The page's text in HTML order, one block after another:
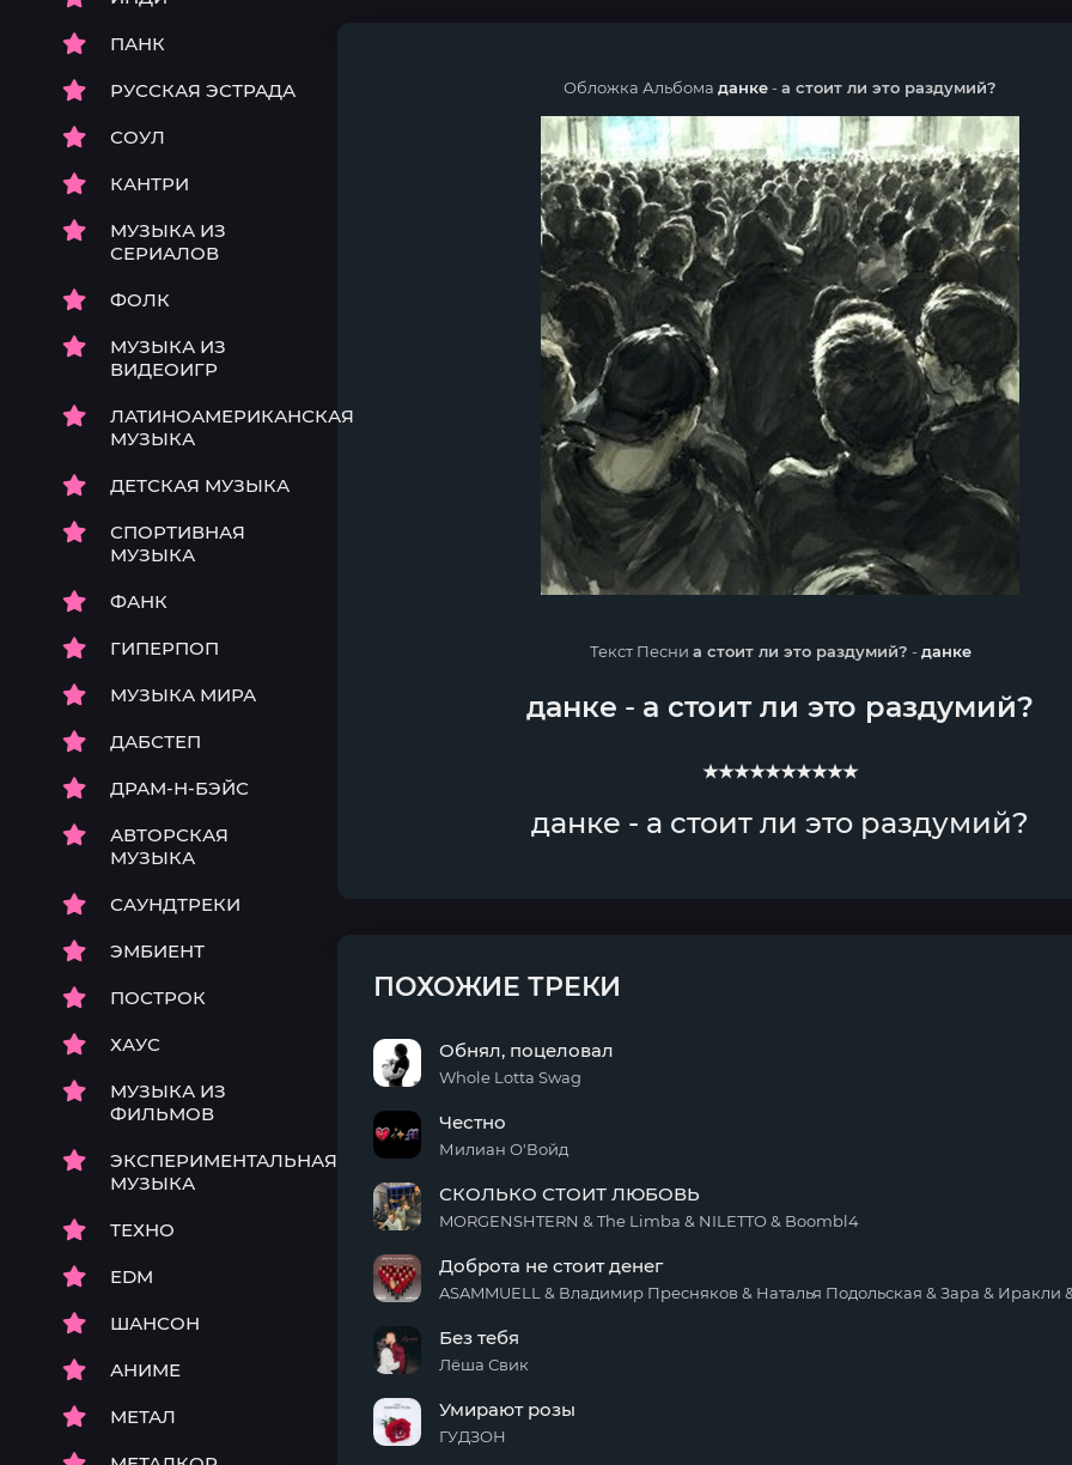
ПАНК
РУССКАЯ ЭСТРАДА
СОУЛ
КАНТРИ
МУЗЫКА ИЗ
СЕРИАЛОВ
ФОЛК
МУЗЫКА ИЗ
ВИДЕОИГР
ЛАТИНОАМЕРИКАНСКАЯ
МУЗЫКА
ДЕТСКАЯ МУЗЫКА
СПОРТИВНАЯ
МУЗЫКА
ФАНК
ГИПЕРПОП
МУЗЫКА МИРА
ДАБСТЕП
ДРАМ-Н-БЭЙС
АВТОРСКАЯ
МУЗЫКА
САУНДТРЕКИ
ЭМБИЕНТ
ПОСТРОК
ХАУС
МУЗЫКА ИЗ
ФИЛЬМОВ
ЭКСПЕРИМЕНТАЛЬНАЯ
МУЗЫКА
ТЕХНО
EDM
ШАНСОН
АНИМЕ
МЕТАЛ
Обложка Альбома данке-а стоит ли это раздумий?
Текст Песни а стоит ли это раздумий? -данке
данке - а стоит ли это раздумий?
★★★★★★★★★★
данке - а стоит ли это раздумий?
ПОХОЖИЕ ТРЕКИ
поцеловал
Обнял, поцеловал
Whole Lotta Swag
Честно
Милиан О'Войд
СТОИТ
ЛЮБОВЬ
СКОЛЬКО СТОИТ ЛЮБОВЬ
MORGENSHTERN & The Limba & NILETTO & Boombl4
не
стоит
Доброта не стоит денег
тебя
Без тебя
Лёша Свик
Умирают розы
ГУДЗОН